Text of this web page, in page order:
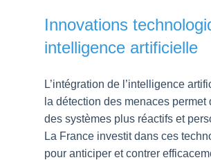
Innovations
intelligence artificielle
L’intégration de l’intelligence
la détection des menaces permet
des systèmes plus réactifs et
La France investit dans ces
pour anticiper et contrer